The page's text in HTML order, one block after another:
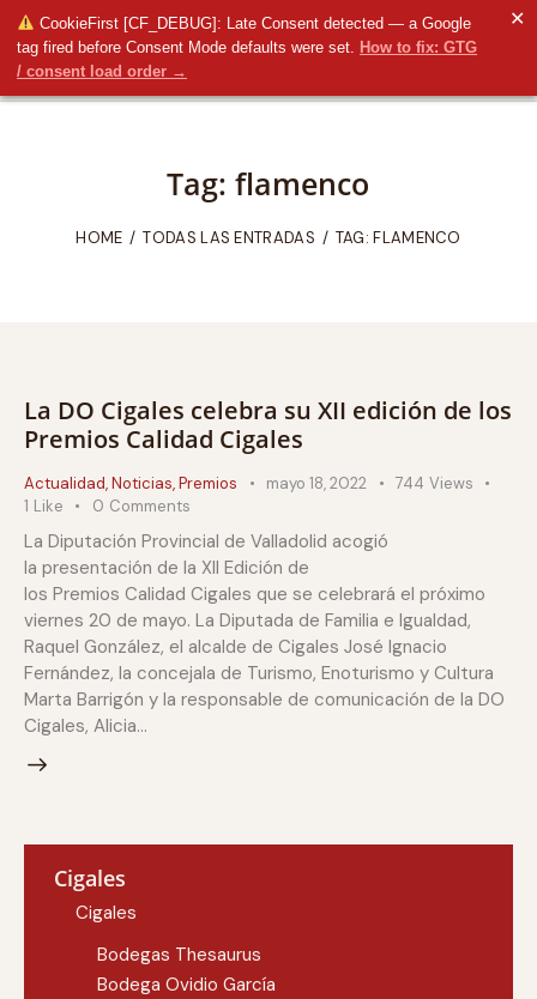
CookieFirst [CF_DEBUG]: Late Consent detected — a Google
tag fired before Consent Mode defaults were set. How to fix: GTG
/ consent load order →
✕
Tag: flamenco
HOME TODAS LAS ENTRADAS TAG: FLAMENCO
La DO Cigales celebra su XII edición de los
Premios Calidad Cigales
Actualidad,Noticias,Premios mayo 18, 2022 744 Views
1 Like 0 Comments
La Diputación Provincial de Valladolid acogió
la presentación de la XII Edición de
los Premios Calidad Cigales que se celebrará el próximo
viernes 20 de mayo. La Diputada de Familia e Igualdad,
Raquel González, el alcalde de Cigales José Ignacio
Fernández, la concejala de Turismo, Enoturismo y Cultura
Marta Barrigón y la responsable de comunicación de la DO
Cigales, Alicia…
Cigales
Cigales
Bodegas Thesaurus
Bodega Ovidio García